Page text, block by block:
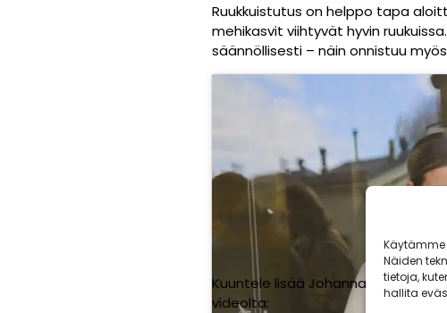
Näiden
tietoja,
hallita
Ruukkuistutus on helppo tapa
mehikasvit viihtyvät hyvin
säännöllisesti – näin onnistuu
Kuuntele lisää Johannan vinkkejä
videolta: